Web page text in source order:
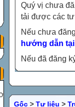
Quý vị chưa
tải được các
Nếu chưa
hướng dẫn
Nếu đã đăng
Gốc > Tư liệu >